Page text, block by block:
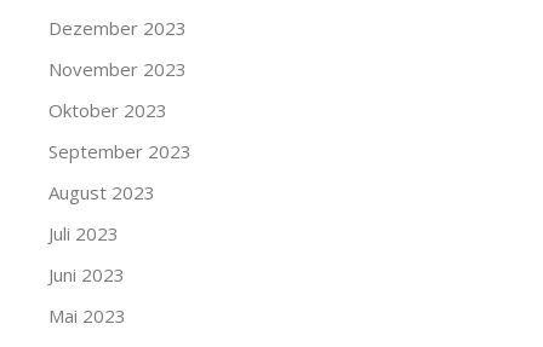
Dezember 2023
November 2023
Oktober 2023
September 2023
August 2023
Juli 2023
Juni 2023
Mai 2023